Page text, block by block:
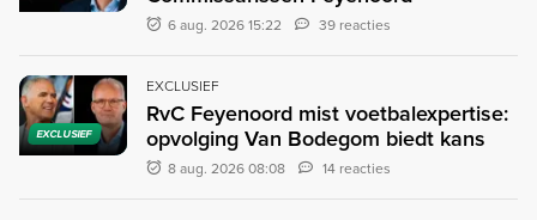
6 aug. 2026 15:22 39 reacties
EXCLUSIEF
EXCLUSIEF
RvC Feyenoord mist voetbalexpertise:
opvolging Van Bodegom biedt kans
8 aug. 2026 08:08 14 reacties